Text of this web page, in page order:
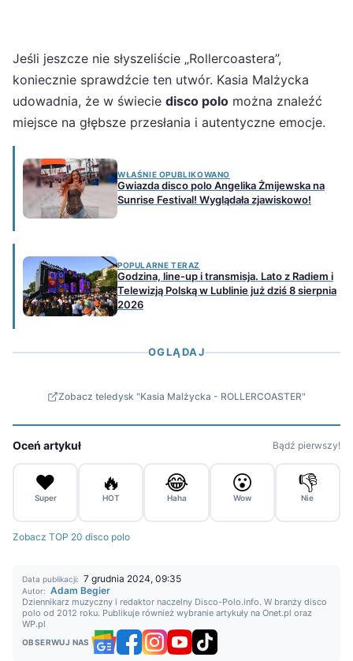
Jeśli jeszcze nie słyszeliście „Rollercoastera”,
koniecznie sprawdźcie ten utwór. Kasia Malżycka
udowadnia, że w świecie disco polo można znaleźć
miejsce na głębsze przesłania i autentyczne emocje.
WŁAŚNIE OPUBLIKOWANO
Gwiazda disco polo Angelika Żmijewska na
Sunrise Festival! Wyglądała zjawiskowo!
POPULARNE TERAZ
Godzina, line-up i transmisja. Lato z Radiem i
Telewizją Polską w Lublinie już dziś 8 sierpnia
2026
OGLĄDAJ
Zobacz teledysk "Kasia Malżycka - ROLLERCOASTER"
Oceń artykuł Bądź pierwszy!
❤️
Super
🔥
HOT
😂
Haha
😮
Wow
👎
Nie
Zobacz TOP 20 disco polo
Data publikacji: 7 grudnia 2024, 09:35
Autor: Adam Begier
Dziennikarz muzyczny i redaktor naczelny Disco-Polo.info. W branży disco
polo od 2012 roku. Publikuje również wybranie artykuły na Onet.pl oraz
WP.pl
OBSERWUJ NAS